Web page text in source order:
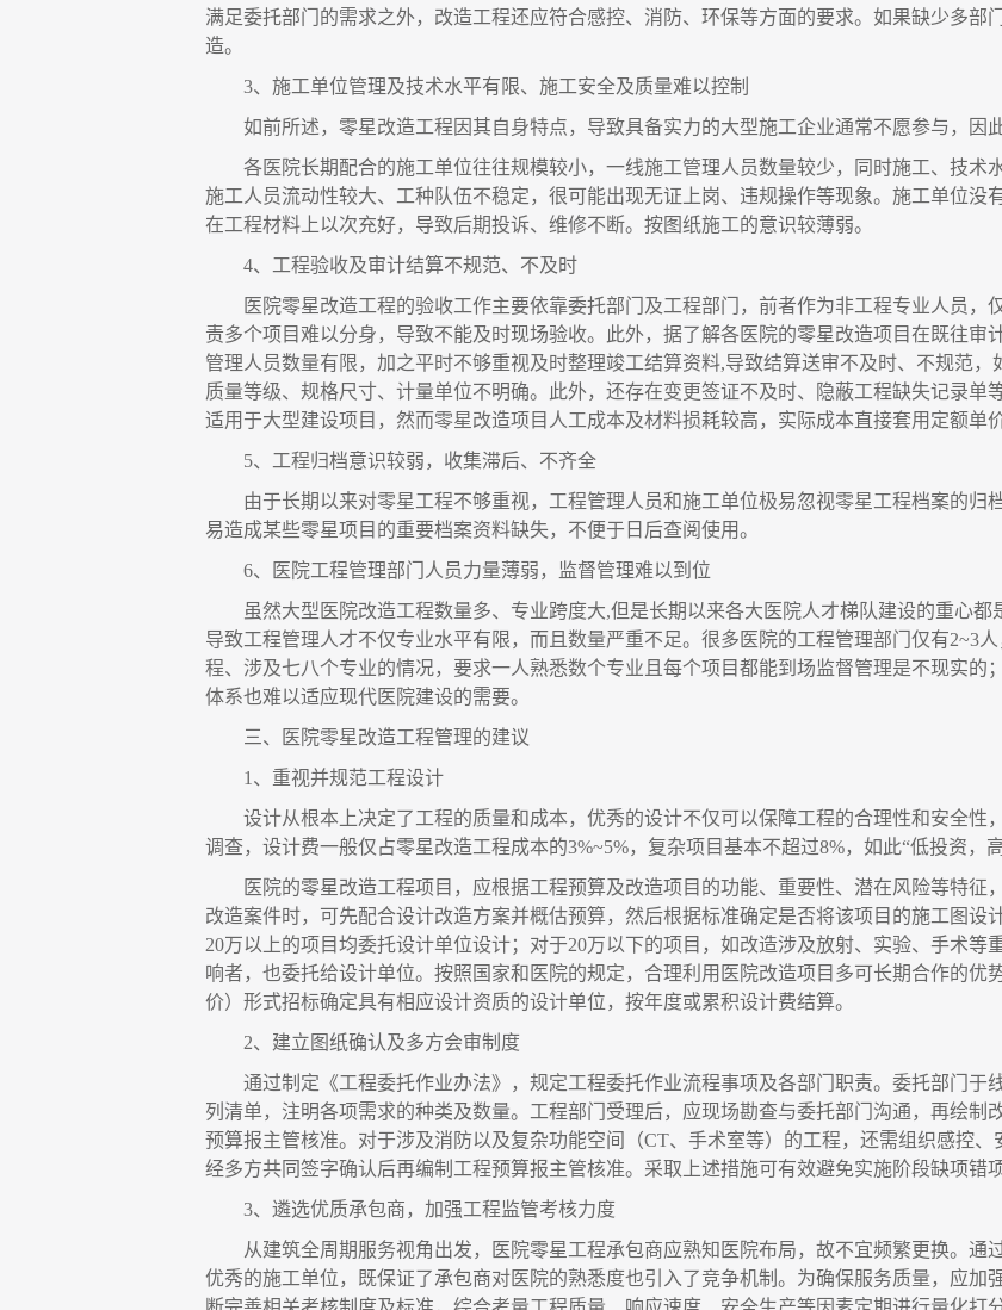
满足委托部门的需求之外，改造工程还应符合感控、消防、环保等方面的要求。如果缺少多部
造。
3、施工单位管理及技术水平有限、施工安全及质量难以控制
如前所述，零星改造工程因其自身特点，导致具备实力的大型施工企业通常不愿参与，因此
各医院长期配合的施工单位往往规模较小，一线施工管理人员数量较少，同时施工、技术
施工人员流动性较大、工种队伍不稳定，很可能出现无证上岗、违规操作等现象。施工单位没
在工程材料上以次充好，导致后期投诉、维修不断。按图纸施工的意识较薄弱。
4、工程验收及审计结算不规范、不及时
医院零星改造工程的验收工作主要依靠委托部门及工程部门，前者作为非工程专业人员，
责多个项目难以分身，导致不能及时现场验收。此外，据了解各医院的零星改造项目在既往审
管理人员数量有限，加之平时不够重视及时整理竣工结算资料,导致结算送审不及时、不规范
质量等级、规格尺寸、计量单位不明确。此外，还存在变更签证不及时、隐蔽工程缺失记录单
适用于大型建设项目，然而零星改造项目人工成本及材料损耗较高，实际成本直接套用定额单
5、工程归档意识较弱，收集滞后、不齐全
由于长期以来对零星工程不够重视，工程管理人员和施工单位极易忽视零星工程档案的归
易造成某些零星项目的重要档案资料缺失，不便于日后查阅使用。
6、医院工程管理部门人员力量薄弱，监督管理难以到位
虽然大型医院改造工程数量多、专业跨度大,但是长期以来各大医院人才梯队建设的重心都
导致工程管理人才不仅专业水平有限，而且数量严重不足。很多医院的工程管理部门仅有2~3
程、涉及七八个专业的情况，要求一人熟悉数个专业且每个项目都能到场监督管理是不现实的
体系也难以适应现代医院建设的需要。
三、医院零星改造工程管理的建议
1、重视并规范工程设计
设计从根本上决定了工程的质量和成本，优秀的设计不仅可以保障工程的合理性和安全性
调查，设计费一般仅占零星改造工程成本的3%~5%，复杂项目基本不超过8%，如此“低投资，
医院的零星改造工程项目，应根据工程预算及改造项目的功能、重要性、潜在风险等特征
改造案件时，可先配合设计改造方案并概估预算，然后根据标准确定是否将该项目的施工图设
20万以上的项目均委托设计单位设计；对于20万以下的项目，如改造涉及放射、实验、手术等
响者，也委托给设计单位。按照国家和医院的规定，合理利用医院改造项目多可长期合作的优
价）形式招标确定具有相应设计资质的设计单位，按年度或累积设计费结算。
2、建立图纸确认及多方会审制度
通过制定《工程委托作业办法》，规定工程委托作业流程事项及各部门职责。委托部门于
列清单，注明各项需求的种类及数量。工程部门受理后，应现场勘查与委托部门沟通，再绘制
预算报主管核准。对于涉及消防以及复杂功能空间（CT、手术室等）的工程，还需组织感控
经多方共同签字确认后再编制工程预算报主管核准。采取上述措施可有效避免实施阶段缺项错
3、遴选优质承包商，加强工程监管考核力度
从建筑全周期服务视角出发，医院零星工程承包商应熟知医院布局，故不宜频繁更换。通
优秀的施工单位，既保证了承包商对医院的熟悉度也引入了竞争机制。为确保服务质量，应加